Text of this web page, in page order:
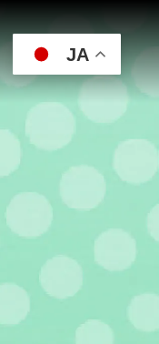
JA